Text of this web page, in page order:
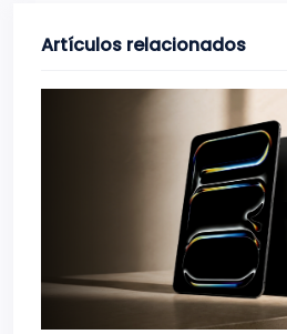
Artículos relacionados